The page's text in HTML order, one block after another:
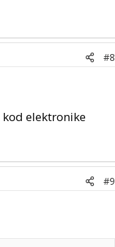
#8
elektronike
#9